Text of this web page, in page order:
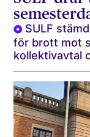
SULF
för brott mot
kollektivavtal